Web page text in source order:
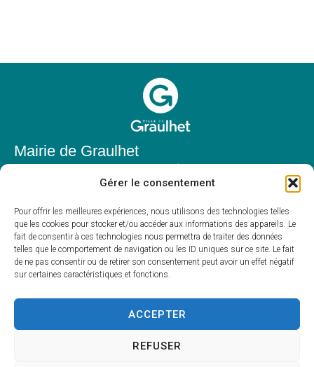
Gérer le consentement
Pour offrir les meilleures expériences, nous utilisons des technologies telles
que les cookies pour stocker et/ou accéder aux informations des appareils. Le
fait de consentir à ces technologies nous permettra de traiter des données
telles que le comportement de navigation ou les ID uniques sur ce site. Le fait
de ne pas consentir ou de retirer son consentement peut avoir un effet négatif
sur certaines caractéristiques et fonctions.
ACCEPTER
REFUSER
Mairie de Graulhet
81300 Graulhet
05 63 42 85 50
mairie@mairie-graulhet.fr
Horaires d'ouverture
Du lundi au vendredi :